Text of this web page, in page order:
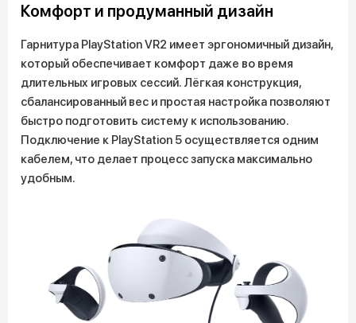
Комфорт и продуманный дизайн
Гарнитура PlayStation VR2 имеет эргономичный дизайн,
который обеспечивает комфорт даже во время
длительных игровых сессий. Лёгкая конструкция,
сбалансированный вес и простая настройка позволяют
быстро подготовить систему к использованию.
Подключение к PlayStation 5 осуществляется одним
кабелем, что делает процесс запуска максимально
удобным.